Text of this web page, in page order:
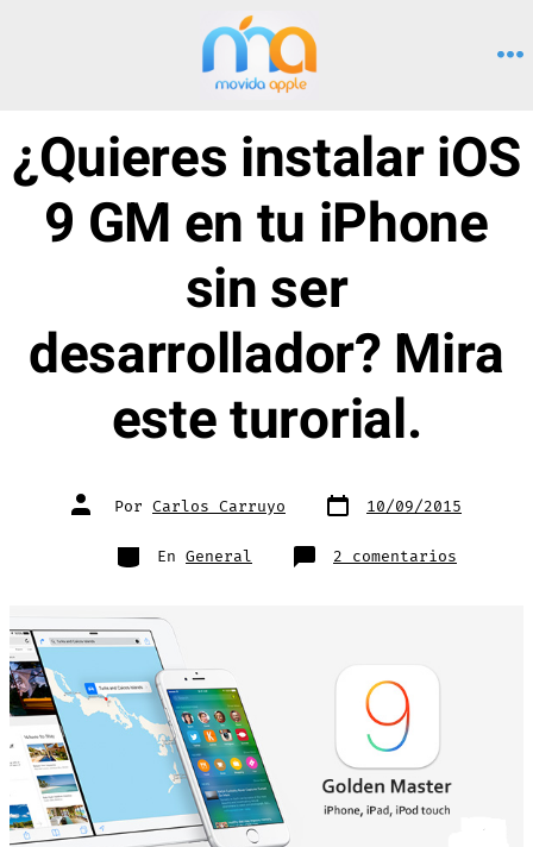
¿Quieres instalar iOS
9 GM en tu iPhone
sin ser
desarrollador? Mira
este turorial.
Autor
de Por Carlos Carruyo Fecha
de 10/09/2015
Categorías
En General 2 comentarios
¿Quieres